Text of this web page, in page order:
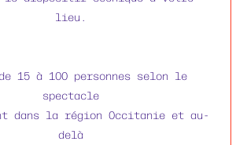
lieu.
15 à 100 personnes selon le
spectacle
dans la région Occitanie et au-
delà